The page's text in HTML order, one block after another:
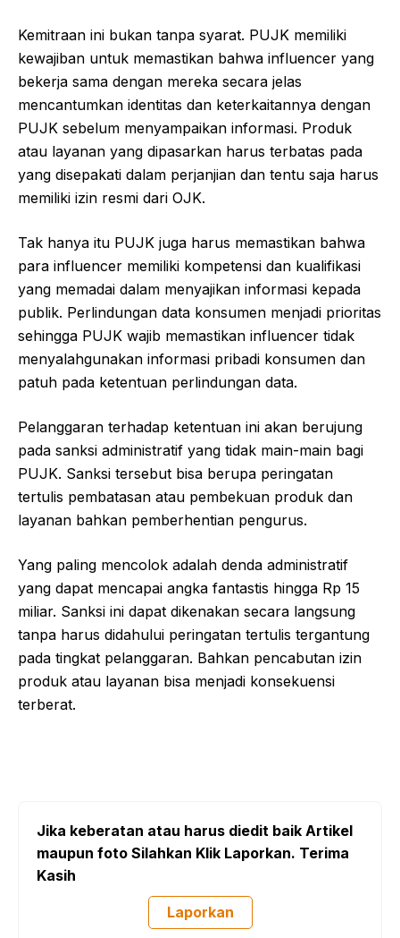
Kemitraan ini bukan tanpa syarat. PUJK memiliki
kewajiban untuk memastikan bahwa influencer yang
bekerja sama dengan mereka secara jelas
mencantumkan identitas dan keterkaitannya dengan
PUJK sebelum menyampaikan informasi. Produk
atau layanan yang dipasarkan harus terbatas pada
yang disepakati dalam perjanjian dan tentu saja harus
memiliki izin resmi dari OJK.
Tak hanya itu PUJK juga harus memastikan bahwa
para influencer memiliki kompetensi dan kualifikasi
yang memadai dalam menyajikan informasi kepada
publik. Perlindungan data konsumen menjadi prioritas
sehingga PUJK wajib memastikan influencer tidak
menyalahgunakan informasi pribadi konsumen dan
patuh pada ketentuan perlindungan data.
Pelanggaran terhadap ketentuan ini akan berujung
pada sanksi administratif yang tidak main-main bagi
PUJK. Sanksi tersebut bisa berupa peringatan
tertulis pembatasan atau pembekuan produk dan
layanan bahkan pemberhentian pengurus.
Yang paling mencolok adalah denda administratif
yang dapat mencapai angka fantastis hingga Rp 15
miliar. Sanksi ini dapat dikenakan secara langsung
tanpa harus didahului peringatan tertulis tergantung
pada tingkat pelanggaran. Bahkan pencabutan izin
produk atau layanan bisa menjadi konsekuensi
terberat.
Jika keberatan atau harus diedit baik Artikel
maupun foto Silahkan Klik Laporkan. Terima
Kasih
Laporkan